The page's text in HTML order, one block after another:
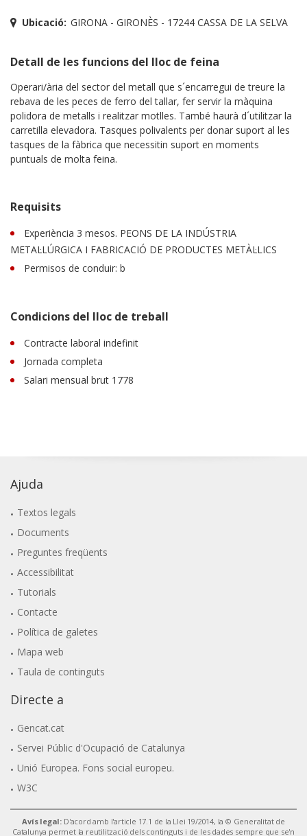
Ubicació: GIRONA - GIRONÈS - 17244 CASSA DE LA SELVA
Detall de les funcions del lloc de feina
Operari/ària del sector del metall que s´encarregui de treure la
rebava de les peces de ferro del tallar, fer servir la màquina
polidora de metalls i realitzar motlles. També haurà d´utilitzar la
carretilla elevadora. Tasques polivalents per donar suport al les
tasques de la fàbrica que necessitin suport en moments
puntuals de molta feina.
Requisits
Experiència 3 mesos. PEONS DE LA INDÚSTRIA
METAL·LÚRGICA I FABRICACIÓ DE PRODUCTES METÀL·LICS
Permisos de conduir: b
Condicions del lloc de treball
Contracte laboral indefinit
Jornada completa
Salari mensual brut 1778
Ajuda
Textos legals
Documents
Preguntes freqüents
Accessibilitat
Tutorials
Contacte
Política de galetes
Mapa web
Taula de continguts
Directe a
Gencat.cat
Servei Públic d'Ocupació de Catalunya
Unió Europea. Fons social europeu.
W3C
Avís legal: D'acord amb l'article 17.1 de la Llei 19/2014, la © Generalitat de
Catalunya permet la reutilització dels continguts i de les dades sempre que se'n